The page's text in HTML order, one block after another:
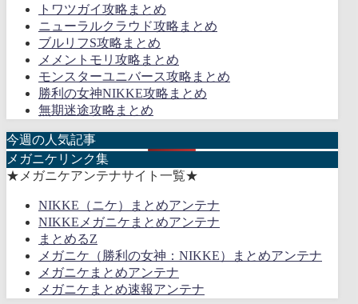
トワツガイ攻略まとめ
ニューラルクラウド攻略まとめ
ブルリフS攻略まとめ
メメントモリ攻略まとめ
モンスターユニバース攻略まとめ
勝利の女神NIKKE攻略まとめ
無期迷途攻略まとめ
今週の人気記事
メガニケリンク集
★メガニケアンテナサイト一覧★
NIKKE（ニケ）まとめアンテナ
NIKKEメガニケまとめアンテナ
まとめるZ
メガニケ（勝利の女神：NIKKE）まとめアンテナ
メガニケまとめアンテナ
メガニケまとめ速報アンテナ